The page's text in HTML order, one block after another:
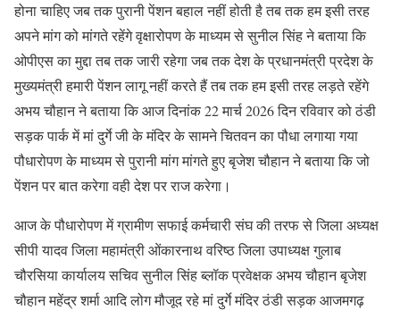
होना चाहिए जब तक पुरानी पेंशन बहाल नहीं होती है तब तक हम इसी तरह
अपने मांग को मांगते रहेंगे वृक्षारोपण के माध्यम से सुनील सिंह ने बताया कि
ओपीएस का मुद्दा तब तक जारी रहेगा जब तक देश के प्रधानमंत्री प्रदेश के
मुख्यमंत्री हमारी पेंशन लागू नहीं करते हैं तब तक हम इसी तरह लड़ते रहेंगे
अभय चौहान ने बताया कि आज दिनांक 22 मार्च 2026 दिन रविवार को ठंडी
सड़क पार्क में मां दुर्गे जी के मंदिर के सामने चितवन का पौधा लगाया गया
पौधारोपण के माध्यम से पुरानी मांग मांगते हुए बृजेश चौहान ने बताया कि जो
पेंशन पर बात करेगा वही देश पर राज करेगा।
आज के पौधारोपण में ग्रामीण सफाई कर्मचारी संघ की तरफ से जिला अध्यक्ष
सीपी यादव जिला महामंत्री ओंकारनाथ वरिष्ठ जिला उपाध्यक्ष गुलाब
चौरसिया कार्यालय सचिव सुनील सिंह ब्लॉक प्रवेक्षक अभय चौहान बृजेश
चौहान महेंद्र शर्मा आदि लोग मौजूद रहे मां दुर्गे मंदिर ठंडी सड़क आजमगढ़